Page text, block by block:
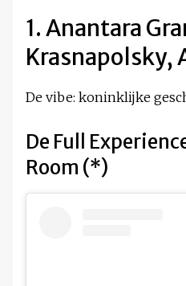
1. Anantara
Krasnapolsky,
De vibe: koninklijke
De Full
Room (*)